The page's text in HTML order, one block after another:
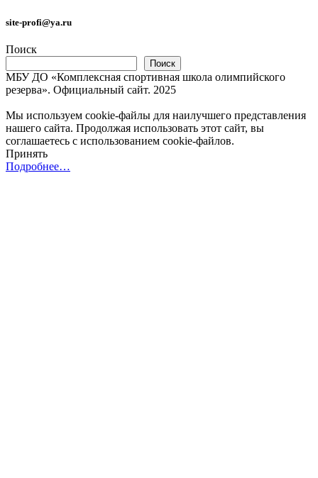
site-profi@ya.ru
Поиск
Поиск
МБУ ДО «Комплексная спортивная школа олимпийского
резерва». Официальный сайт. 2025
Мы используем cookie-файлы для наилучшего представления
нашего сайта. Продолжая использовать этот сайт, вы
соглашаетесь с использованием cookie-файлов.
Принять
Подробнее…